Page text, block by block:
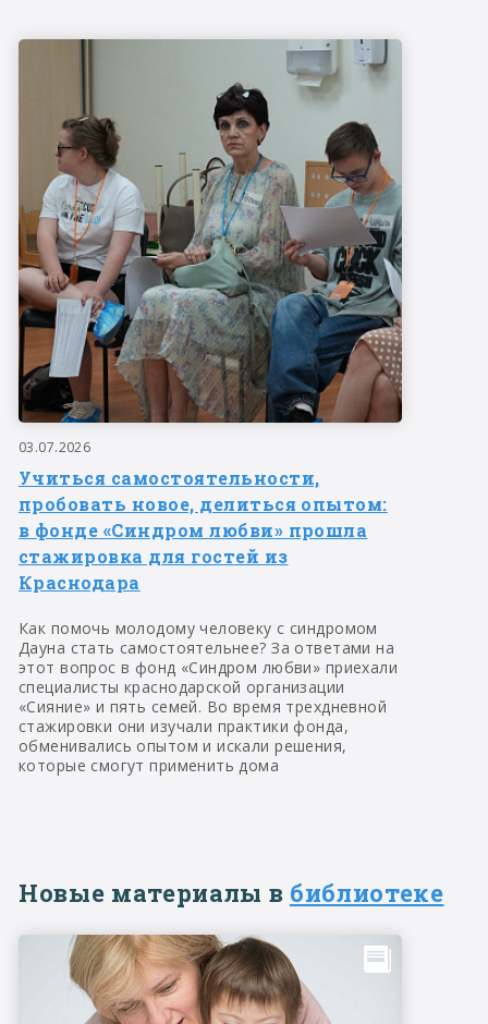
03.07.2026
Учиться самостоятельности,
пробовать новое, делиться опытом:
в фонде «Синдром любви» прошла
стажировка для гостей из
Краснодара
Как помочь молодому человеку с синдромом
Дауна стать самостоятельнее? За ответами на
этот вопрос в фонд «Синдром любви» приехали
специалисты краснодарской организации
«Сияние» и пять семей. Во время трехдневной
стажировки они изучали практики фонда,
обменивались опытом и искали решения,
которые смогут применить дома
Новые материалы в библиотеке